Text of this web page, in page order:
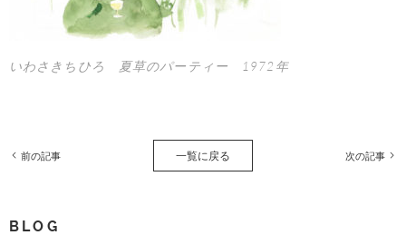
いわさきちひろ 夏草のパーティー 1972年
前の記事 一覧に戻る 次の記事
BLOG